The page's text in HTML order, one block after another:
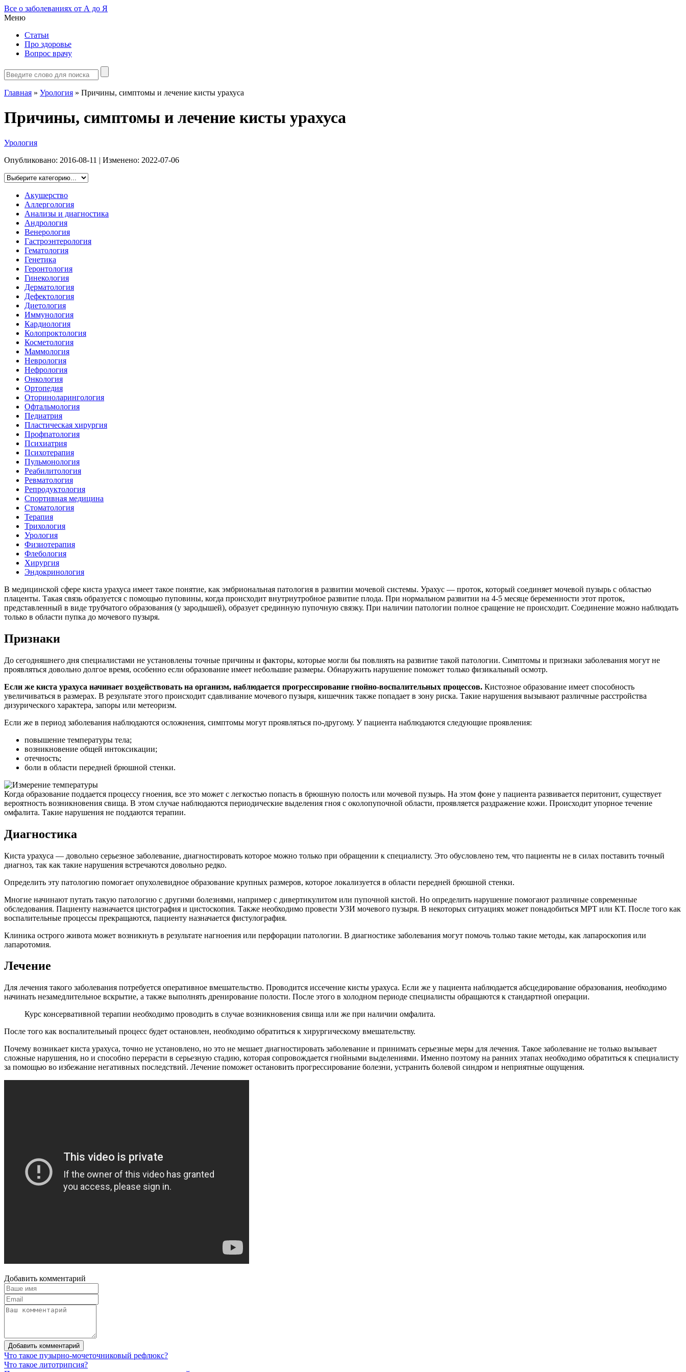
Все о заболеваниях от А до Я
Меню
Статьи
Про здоровье
Вопрос врачу
Главная » Урология » Причины, симптомы и лечение кисты урахуса
Причины, симптомы и лечение кисты урахуса
Урология
Опубликовано: 2016-08-11 | Изменено: 2022-07-06
Акушерство
Аллергология
Анализы и диагностика
Андрология
Венерология
Гастроэнтерология
Гематология
Генетика
Геронтология
Гинекология
Дерматология
Дефектология
Диетология
Иммунология
Кардиология
Колопроктология
Косметология
Маммология
Неврология
Нефрология
Онкология
Ортопедия
Оториноларингология
Офтальмология
Педиатрия
Пластическая хирургия
Профпатология
Психиатрия
Психотерапия
Пульмонология
Реабилитология
Ревматология
Репродуктология
Спортивная медицина
Стоматология
Терапия
Трихология
Урология
Физиотерапия
Флебология
Хирургия
Эндокринология
В медицинской сфере киста урахуса имеет такое понятие, как эмбриональная патология в развитии мочевой системы. Урахус — проток, который соединяет мочевой пузырь с областью
плаценты. Такая связь образуется с помощью пуповины, когда происходит внутриутробное развитие плода. При нормальном развитии на 4-5 месяце беременности этот проток,
представленный в виде трубчатого образования (у зародышей), образует срединную пупочную связку. При наличии патологии полное сращение не происходит. Соединение можно наблюдать
только в области пупка до мочевого пузыря.
Признаки
До сегодняшнего дня специалистами не установлены точные причины и факторы, которые могли бы повлиять на развитие такой патологии. Симптомы и признаки заболевания могут не
проявляться довольно долгое время, особенно если образование имеет небольшие размеры. Обнаружить нарушение поможет только физикальный осмотр.
Если же киста урахуса начинает воздействовать на организм, наблюдается прогрессирование гнойно-воспалительных процессов. Кистозное образование имеет способность
увеличиваться в размерах. В результате этого происходит сдавливание мочевого пузыря, кишечник также попадает в зону риска. Такие нарушения вызывают различные расстройства
дизурического характера, запоры или метеоризм.
Если же в период заболевания наблюдаются осложнения, симптомы могут проявляться по-другому. У пациента наблюдаются следующие проявления:
повышение температуры тела;
возникновение общей интоксикации;
отечность;
боли в области передней брюшной стенки.
Когда образование поддается процессу гноения, все это может с легкостью попасть в брюшную полость или мочевой пузырь. На этом фоне у пациента развивается перитонит, существует
вероятность возникновения свища. В этом случае наблюдаются периодические выделения гноя с околопупочной области, проявляется раздражение кожи. Происходит упорное течение
омфалита. Такие нарушения не поддаются терапии.
Диагностика
Киста урахуса — довольно серьезное заболевание, диагностировать которое можно только при обращении к специалисту. Это обусловлено тем, что пациенты не в силах поставить точный
диагноз, так как такие нарушения встречаются довольно редко.
Определить эту патологию помогает опухолевидное образование крупных размеров, которое локализуется в области передней брюшной стенки.
Многие начинают путать такую патологию с другими болезнями, например с дивертикулитом или пупочной кистой. Но определить нарушение помогают различные современные
обследования. Пациенту назначается цистография и цистоскопия. Также необходимо провести УЗИ мочевого пузыря. В некоторых ситуациях может понадобиться МРТ или КТ. После того как
воспалительные процессы прекращаются, пациенту назначается фистулография.
Клиника острого живота может возникнуть в результате нагноения или перфорации патологии. В диагностике заболевания могут помочь только такие методы, как лапароскопия или
лапаротомия.
Лечение
Для лечения такого заболевания потребуется оперативное вмешательство. Проводится иссечение кисты урахуса. Если же у пациента наблюдается абсцедирование образования, необходимо
начинать незамедлительное вскрытие, а также выполнять дренирование полости. После этого в холодном периоде специалисты обращаются к стандартной операции.
Курс консервативной терапии необходимо проводить в случае возникновения свища или же при наличии омфалита.
После того как воспалительный процесс будет остановлен, необходимо обратиться к хирургическому вмешательству.
Почему возникает киста урахуса, точно не установлено, но это не мешает диагностировать заболевание и принимать серьезные меры для лечения. Такое заболевание не только вызывает
сложные нарушения, но и способно перерасти в серьезную стадию, которая сопровождается гнойными выделениями. Именно поэтому на ранних этапах необходимо обратиться к специалисту
за помощью во избежание негативных последствий. Лечение поможет остановить прогрессирование болезни, устранить болевой синдром и неприятные ощущения.
Добавить комментарий
Добавить комментарий
Что такое пузырно-мочеточниковый рефлюкс?
Что такое литотрипсия?